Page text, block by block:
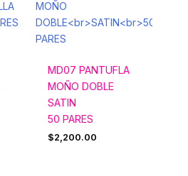
MD07 PANTUFLA
MOÑO DOBLE
SATIN
50 PARES
$2,200.00